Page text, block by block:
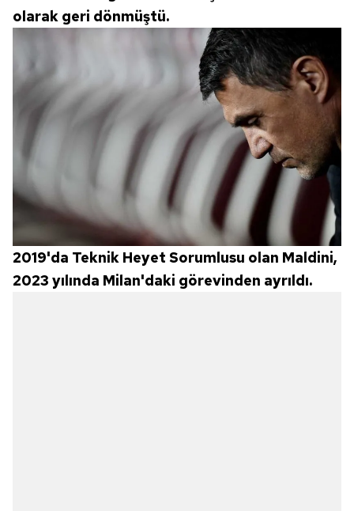
olarak geri dönmüştü.
2019'da Teknik Heyet Sorumlusu olan Maldini,
2023 yılında Milan'daki görevinden ayrıldı.